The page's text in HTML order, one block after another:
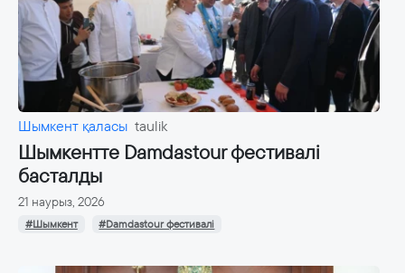
Шымкент қаласы taulik
Шымкентте Damdastour фестивалі
басталды
21 наурыз, 2026
#Шымкент #Damdastour фестивалі